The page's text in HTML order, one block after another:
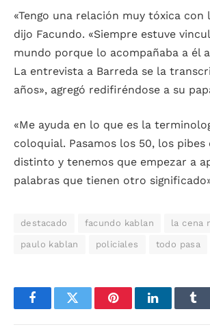
«Tengo una relación muy tóxica con
dijo Facundo. «Siempre estuve
mundo porque lo acompañaba a él
La entrevista a Barreda se la
años», agregó redifiréndose a su
«Me ayuda en lo que es la
coloquial. Pasamos los 50, los pibes
distinto y tenemos que empezar a
palabras que tienen otro
destacado facundo kablan la cena
paulo kablan policiales todo pasa
FacebookTwitter PinterestLinkedIn